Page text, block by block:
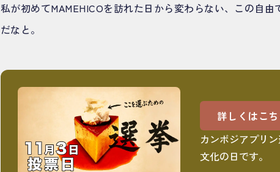
私が初めてMAMEHICOを訪れた日から変わらない、この自
だなと。
詳しくはこち
カンボジアプリ
文化の日です。